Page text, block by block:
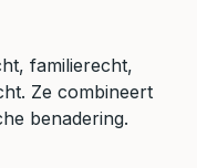
familierecht,
Ze combineert
benadering.